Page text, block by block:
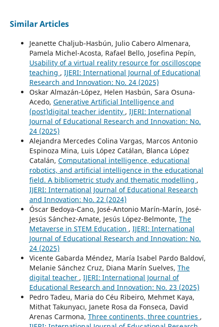
Similar Articles
Jeanette Chaljub-Hasbún, Julio Cabero Almenara,
Pamela Michel-Acosta, Rafael Bello, Josefina Pepín,
Usability of a virtual reality resource for oscilloscope
teaching , IJERI: International Journal of Educational
Research and Innovation: No. 24 (2025)
Oskar Almazán-López, Helen Hasbún, Sara Osuna-
Acedo, Generative Artificial Intelligence and
(post)digital teacher identity , IJERI: International
Journal of Educational Research and Innovation: No.
24 (2025)
Alejandra Mercedes Colina Vargas, Marcos Antonio
Espinoza Mina, Luis López Catálan, Blanca López
Catalán, Computational intelligence, educational
robotics, and artificial intelligence in the educational
field. A bibliometric study and thematic modelling ,
IJERI: International Journal of Educational Research
and Innovation: No. 22 (2024)
Óscar Bedoya-Cano, José-Antonio Marín-Marín, José-
Jesús Sánchez-Amate, Jesús López-Belmonte, The
Metaverse in STEM Education , IJERI: International
Journal of Educational Research and Innovation: No.
24 (2025)
Vicente Gabarda Méndez, María Isabel Pardo Baldoví,
Melanie Sánchez Cruz, Diana Marín Suelves, The
digital teacher , IJERI: International Journal of
Educational Research and Innovation: No. 23 (2025)
Pedro Tadeu, Maria do Céu Ribeiro, Mehmet Kaya,
Mithat Takunyacı, Janete Rosa da Fonseca, David
Arenas Carmona, Three continents, three countries ,